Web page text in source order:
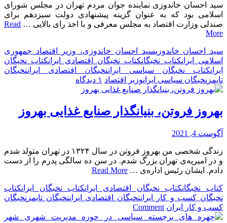
سید احسان خاندوزی نماینده جوان مردم تهران در مجلس شورای
اسلامی بود که به عنوان گزینه پیشنهادی دولت سیزدهم برای
صندلی وزارت اقتصاد به مجلس معرفی و با اخذ رای بالایی … Read
More
سید احسان خاندوزیسید احسان خاندوزی، وزیر اقتصاد جمهوری
اسلامی ایرانکتاب نخبگانکتاب نخبگان اقتصادی ایرانکتاب نخبگان
ایرانکتاب نخبگان سیاسی ایراننخبگان اقتصادی ایراننخبگان
تایمز نخبگان سیاسی ایرانوزیر اقتصاد ۱ دیدگاه
خاندوزی،
وزیر
و
دارایی
جمهوری
ایران
بهروز فروتن، بنیانگذار صنایع غذایی بهروز
آگوست 4, 2021
زندگی شخصی من بهروز فروتن در سال ۱۳۲۴ در تهران متولد شدم
و در امیریه‌ی تهران بزرگ شدم. در سن ده سالگی پدرم را از دست
دادم. ایشان رئیس اداره‌ی … Read More
کتاب نخبگانکتاب نخبگان اقتصادی ایرانکتاب نخبگان ایرانکتاب
نخبگان کسب و کار ایراننخبگان اقتصادی ایراننخبگان تایمز نخبگان
کسب و کار ایران Comment
on
بهروز